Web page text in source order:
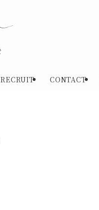
RECRUIT CONTACT